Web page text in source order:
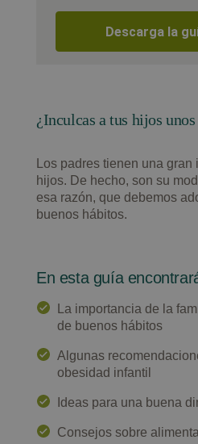
¿Inculcas a tus hijos
Los padres tienen una
hijos. De hecho, son su
esa razón, que debemos
buenos hábitos.
En esta guía
La importancia de la
de buenos hábitos
Algunas
obesidad infantil
Ideas para una buena
Consejos sobre